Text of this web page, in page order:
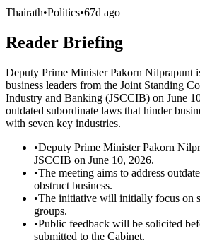
Thairath•Politics•67d ago
Reader Briefing
Deputy Prime Minister Pakorn Nilprapunt
business leaders from the Joint Standing
Industry and Banking (JSCCIB) on June
outdated subordinate laws that hinder
with seven key industries.
•Deputy Prime Minister Pakorn
JSCCIB on June 10, 2026.
•The meeting aims to address
obstruct business.
•The initiative will initially focus on
groups.
•Public feedback will be solicited
submitted to the Cabinet.